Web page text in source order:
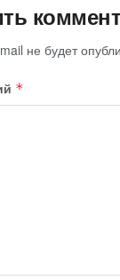
не будет
*